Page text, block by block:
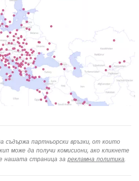
съдържа партньорски връзки, от които
може да получи комисиони, ако кликнете
нашата страница за рекламна политика.